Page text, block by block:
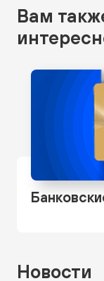
Вам
Новости